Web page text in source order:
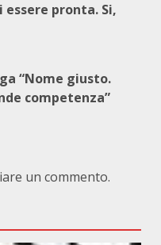
essere pronta. Si,
“Nome giusto.
competenza”
un commento.